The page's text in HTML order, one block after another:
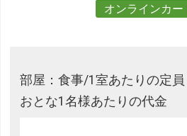
オンラインカー
部屋：食事/1室あたりの定員
おとな1名様あたりの代金